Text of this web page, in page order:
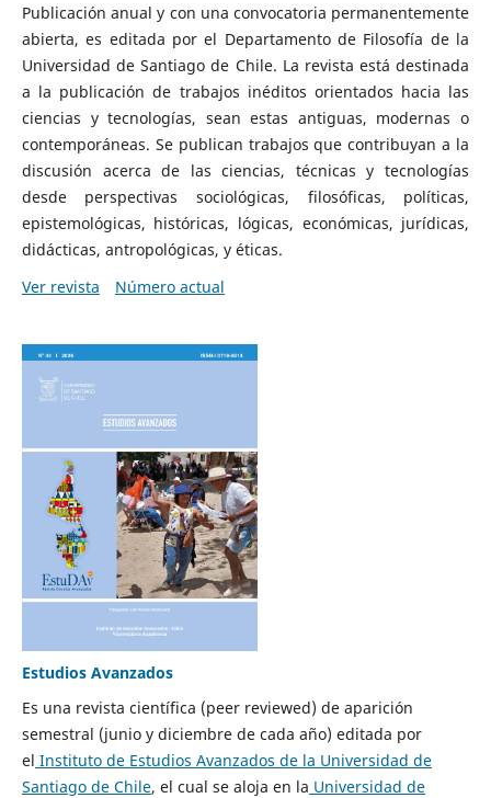
Publicación anual y con una convocatoria permanentemente
abierta, es editada por el Departamento de Filosofía de la
Universidad de Santiago de Chile. La revista está destinada
a la publicación de trabajos inéditos orientados hacia las
ciencias y tecnologías, sean estas antiguas, modernas o
contemporáneas. Se publican trabajos que contribuyan a la
discusión acerca de las ciencias, técnicas y tecnologías
desde perspectivas sociológicas, filosóficas, políticas,
epistemológicas, históricas, lógicas, económicas, jurídicas,
didácticas, antropológicas, y éticas.
Ver revista
Número actual
Estudios Avanzados
Es una revista científica (peer reviewed) de aparición
semestral (junio y diciembre de cada año) editada por
el Instituto de Estudios Avanzados de la Universidad de
Santiago de Chile, el cual se aloja en la Universidad de